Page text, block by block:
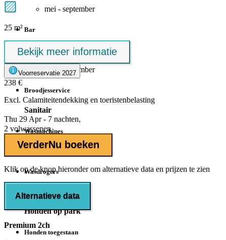
mei - september
Bar
Snackbar
mei - september
Broodjesservice
Sanitair
Wasmachines
Tegen betaling
Wasdrogers
tegen betaling
Honden op park
Honden toegestaan
25 m²
Bekijk meer informatie
Voorreservatie 2027
238 €
Excl. Calamiteitendekking en toeristenbelasting
Thu 29 Apr - 7 nachten,
2 volwassenen
VerderNu boeken
Klik op de knop hieronder om alternatieve data en prijzen te zien
Alternatieve data
Premium 2ch